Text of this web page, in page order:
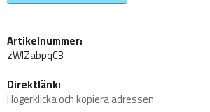
Artikelnummer:
zWIZabpqC3
Direktlänk:
Högerklicka och kopiera adressen